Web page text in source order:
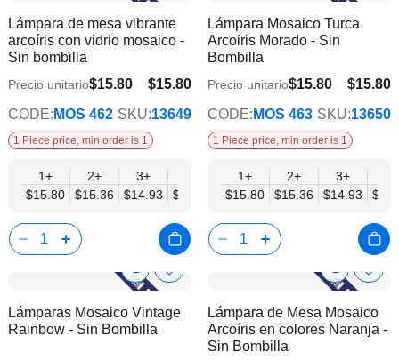
Info la
lista
deseos
Lámpara de mesa vibrante
arcoíris con vidrio mosaico -
Sin bombilla
$15.80
$12.29
Precio unitario$15.80
CODE: MOS 462 SKU:13649
1 Piece price, min order is 1
1+
$15.80
2+
$15.36
3+
$14.93
$14.49
9+
$14.05
12+
$13.61
15+
$13.17
Info
Lámpara Mosaico Turca
Arcoiris Morado - Sin
Bombilla
$15.80
$12.29
Precio unitario$15.80
CODE: MOS 463 SKU:13650
1 Piece price, min order is 1
1+
$15.80
2+
$15.36
3+
$14.93
Show
Info
Añadir
la
Lámparas Mosaico Vintage
Rainbow - Sin Bombilla
Show
Info la
lista
Lámpara de Mesa Mosaico
Arcoíris en colores Naranja -
Sin Bombilla